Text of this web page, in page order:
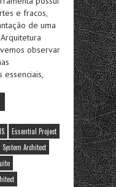
e fracos,
de uma
observar
essenciais,
Essential Project
System Architect